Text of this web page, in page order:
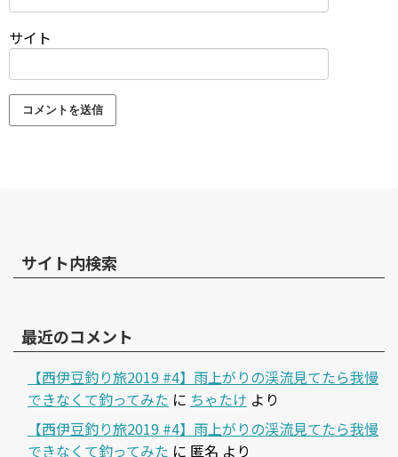
サイト
サイト内検索
最近のコメント
【西伊豆釣り旅2019 #4】雨上がりの渓流見てたら我慢
できなくて釣ってみた に ちゃたけ より
【西伊豆釣り旅2019 #4】雨上がりの渓流見てたら我慢
できなくて釣ってみた に 匿名 より